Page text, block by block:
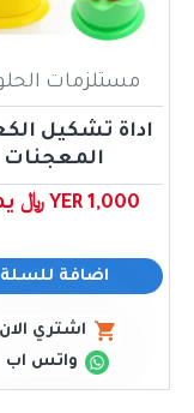
مستلزمات
اداة تشكيل
المعجنات
YER 1,000 ﷼ يمني
اضافة للسلة
اشتري الان
واتس اب